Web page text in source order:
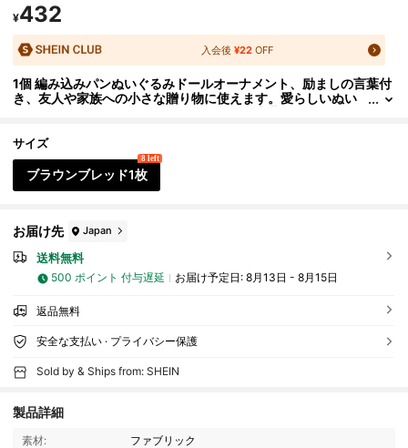
¥432
入会後¥22 OFF
1個 編み込みパンぬいぐるみドールオーナメント、励ましの言葉付
き、友人や家族への小さな贈り物に使えます。愛らしいぬい
なってくれます。
サイズ
ブラウンブレッド1枚
8 left
お届け先 Japan
送料無料
500 ポイント 付与遅延 お届け予定日: 8月13日 - 8月15日
返品無料
安全な支払い · プライバシー保護
Sold by & Ships from: SHEIN
製品詳細
素材: ファブリック
31 フォロワー